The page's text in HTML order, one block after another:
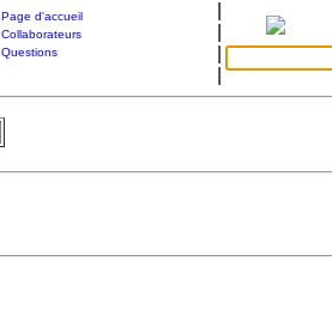
Page d'accueil
Collaborateurs
Questions